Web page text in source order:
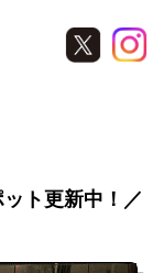
ト更新中！／